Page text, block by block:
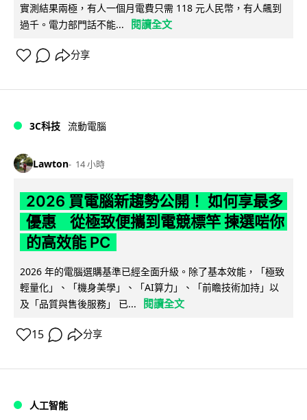
實測結果兩極，有人一個月電費只需 118 元人民幣，有人飆到
過千。電力部門話不能...
閱讀全文
分享
3C科技 流動電腦
Lawton 14 小時
2026 買電腦新趨勢公開！ 如何享最多
優惠 從極致便攜到電競標竿 揀選啱你
的高效能 PC
2026 年的電腦選購基準已經全面升級。除了基本效能，「極致
輕量化」、「機身美學」、「AI算力」、「前瞻技術加持」以
及「品質與售後服務」 已...
閱讀全文
15 分享
人工智能